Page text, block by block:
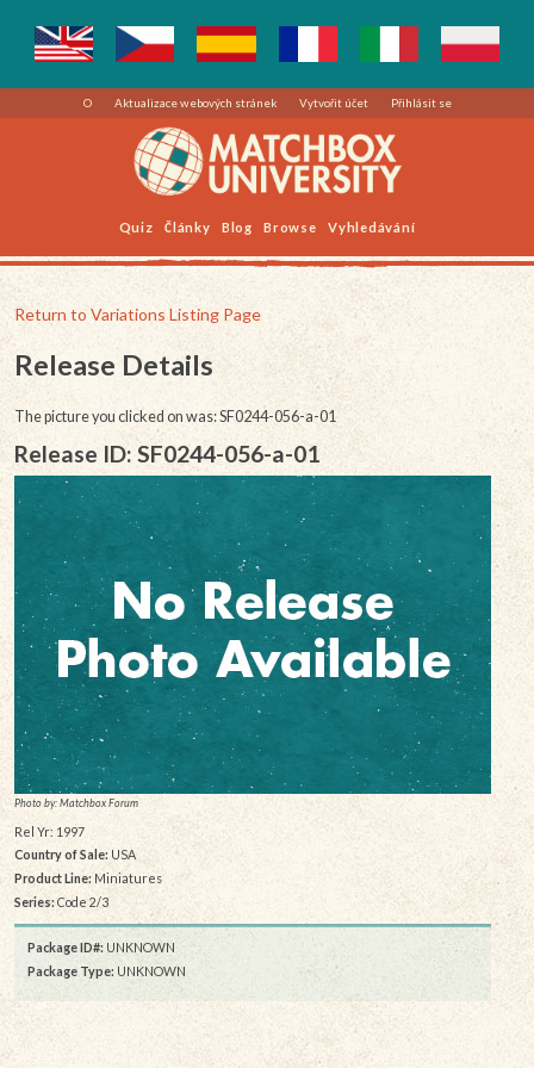
O Aktualizace webových stránek Vytvořit účet Přihlásit se
Quiz Články Blog Browse Vyhledávání
Return to Variations Listing Page
Release Details
The picture you clicked on was: SF0244-056-a-01
Release ID: SF0244-056-a-01
Photo by: Matchbox Forum
Rel Yr: 1997
Country of Sale: USA
Product Line:Miniatures
Series:Code 2/3
Package ID#: UNKNOWN
Package Type: UNKNOWN